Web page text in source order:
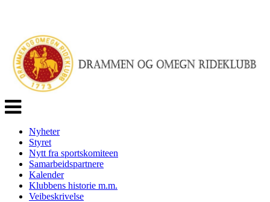
Veksle
navigasjon
Nyheter
Styret
Nytt fra sportskomiteen
Samarbeidspartnere
Kalender
Klubbens historie m.m.
Veibeskrivelse